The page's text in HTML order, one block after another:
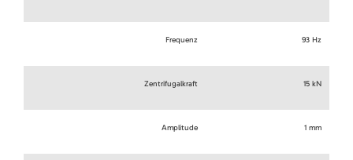
Frequenz 93 Hz
Zentrifugalkraft 15 kN
Amplitude 1 mm